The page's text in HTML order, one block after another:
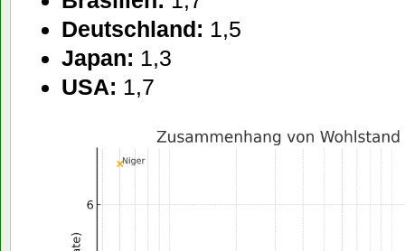
Deutschland: 1,5
Japan: 1,3
USA: 1,7